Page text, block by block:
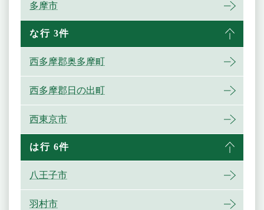
多摩市
な行 3件
西多摩郡奥多摩町
西多摩郡日の出町
西東京市
は行 6件
八王子市
羽村市